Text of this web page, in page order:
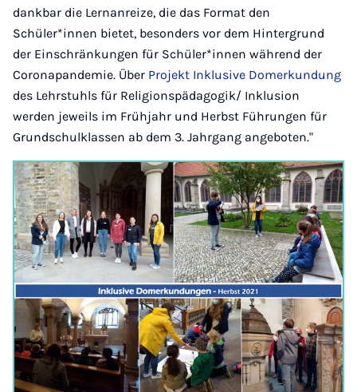
dankbar die Lernanreize, die das Format den
Schüler*innen bietet, besonders vor dem Hintergrund
der Einschränkungen für Schüler*innen während der
Coronapandemie. Über Projekt Inklusive Domerkundung
des Lehrstuhls für Religionspädagogik/ Inklusion
werden jeweils im Frühjahr und Herbst Führungen für
Grundschulklassen ab dem 3. Jahrgang angeboten."